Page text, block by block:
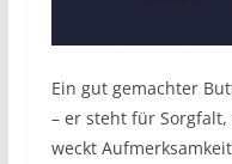
Ein gut gemachter
– er steht für
weckt